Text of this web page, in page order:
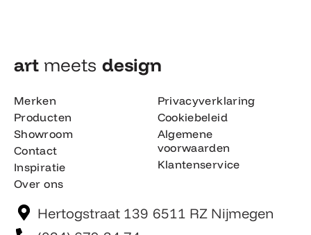
art meets design​
Merken
Producten
Showroom
Contact
Inspiratie
Over ons
Privacyverklaring
Cookiebeleid
Algemene
voorwaarden
Klantenservice
Hertogstraat 139 6511 RZ Nijmegen